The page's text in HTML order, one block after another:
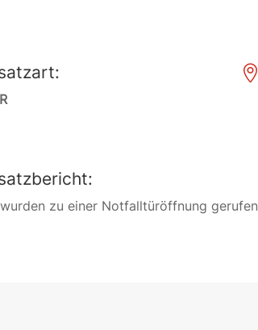

zu einer Notfalltüröffnung gerufen